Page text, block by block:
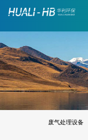
废气处理设备